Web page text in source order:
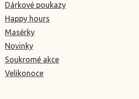
Dárkové poukazy
Happy hours
Masérky
Novinky
Soukromé akce
Velikonoce